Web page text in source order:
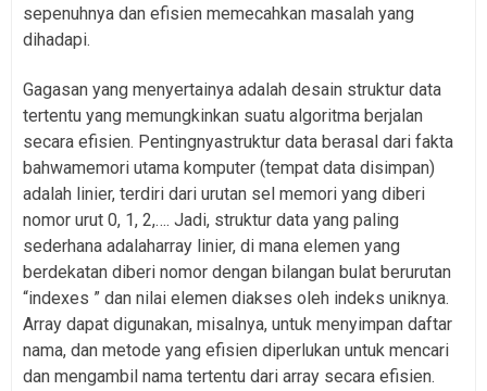
sepenuhnya dan efisien memecahkan masalah yang
dihadapi.
Gagasan yang menyertainya adalah desain struktur data
tertentu yang memungkinkan suatu algoritma berjalan
secara efisien. Pentingnyastruktur data berasal dari fakta
bahwamemori utama komputer (tempat data disimpan)
adalah linier, terdiri dari urutan sel memori yang diberi
nomor urut 0, 1, 2,…. Jadi, struktur data yang paling
sederhana adalaharray linier, di mana elemen yang
berdekatan diberi nomor dengan bilangan bulat berurutan
“indexes ” dan nilai elemen diakses oleh indeks uniknya.
Array dapat digunakan, misalnya, untuk menyimpan daftar
nama, dan metode yang efisien diperlukan untuk mencari
dan mengambil nama tertentu dari array secara efisien.